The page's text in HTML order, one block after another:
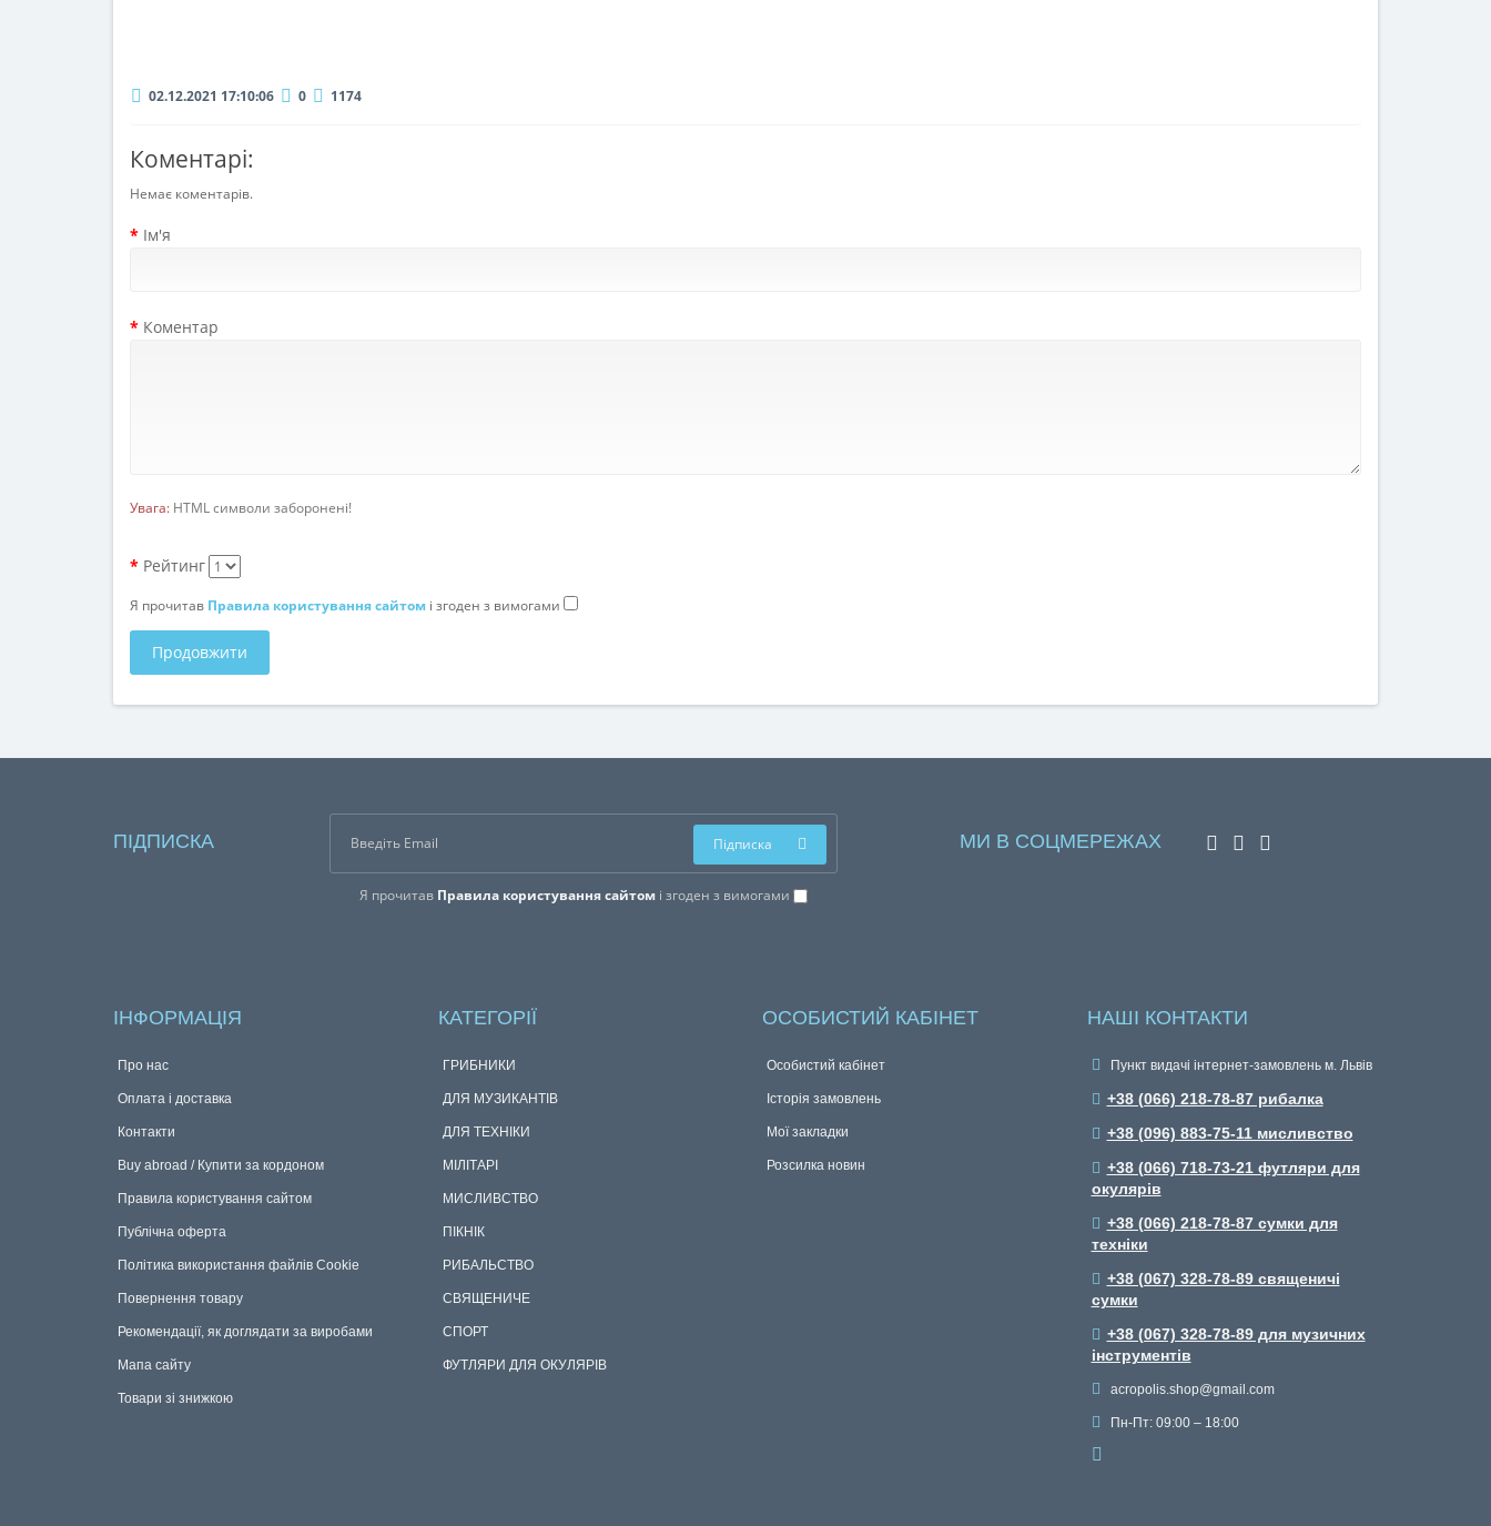
02.12.2021 17:10:06 0 1174
Коментарі:
Немає коментарів.
Ім'я
Коментар
Увага: HTML символи заборонені!
Рейтинг
Я прочитав Правила користування сайтом і згоден з вимогами
Продовжити
ПІДПИСКА
Я прочитав Правила користування сайтомі згоден з вимогами
Підписка МИ В СОЦМЕРЕЖАХ
ІНФОРМАЦІЯ
Про нас
Оплата і доставка
Контакти
Buy abroad / Купити за кордоном
Правила користування сайтом
Публічна оферта
Політика використання файлів Cookie
Повернення товару
Рекомендації, як доглядати за виробами
Мапа сайту
Товари зі знижкою
КАТЕГОРІЇ
ГРИБНИКИ
ДЛЯ МУЗИКАНТІВ
ДЛЯ ТЕХНІКИ
МІЛІТАРІ
МИСЛИВСТВО
ПІКНІК
РИБАЛЬСТВО
СВЯЩЕНИЧЕ
СПОРТ
ФУТЛЯРИ ДЛЯ ОКУЛЯРІВ
ОСОБИСТИЙ КАБІНЕТ
Особистий кабінет
Історія замовлень
Мої закладки
Розсилка новин
НАШІ КОНТАКТИ
Пункт видачі інтернет-замовлень м. Львів
+38 (066) 218-78-87 рибалка
+38 (096) 883-75-11 мисливство
+38 (066) 718-73-21 футляри для
окулярів
+38 (066) 218-78-87 сумки для
техніки
+38 (067) 328-78-89 священичі
сумки
+38 (067) 328-78-89 для музичних
інструментів
acropolis.shop@gmail.com
Пн-Пт: 09:00 – 18:00